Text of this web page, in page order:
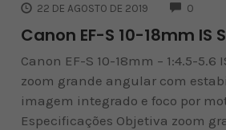
22 DE AGOSTO DE 2019 0
Canon EF-S 10-18mm IS
Canon EF-S 10-18mm – 1:4.5-5.6
zoom grande angular com
imagem integrado e foco por
Especificações Objetiva zoom